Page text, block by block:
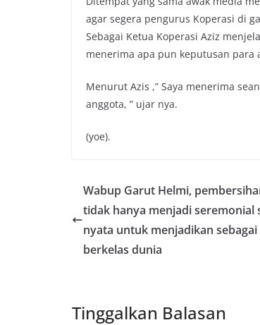
agar segera pengurus Koperasi di
Sebagai Ketua Koperasi Aziz
menerima apa pun keputusan para
Menurut Azis ,” Saya menerima
anggota, ” ujar nya.
(yoe).
Wabup Garut Helmi,
tidak hanya menjadi seremonial
nyata untuk menjadikan
berkelas dunia
Tinggalkan Balasan